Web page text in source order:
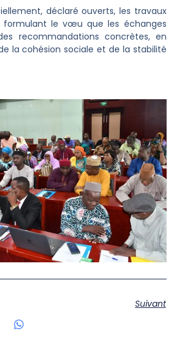
déclaré ouverts, les travaux
le vœu que les échanges
recommandations concrètes, en
la cohésion sociale et de la stabilité
Suivant